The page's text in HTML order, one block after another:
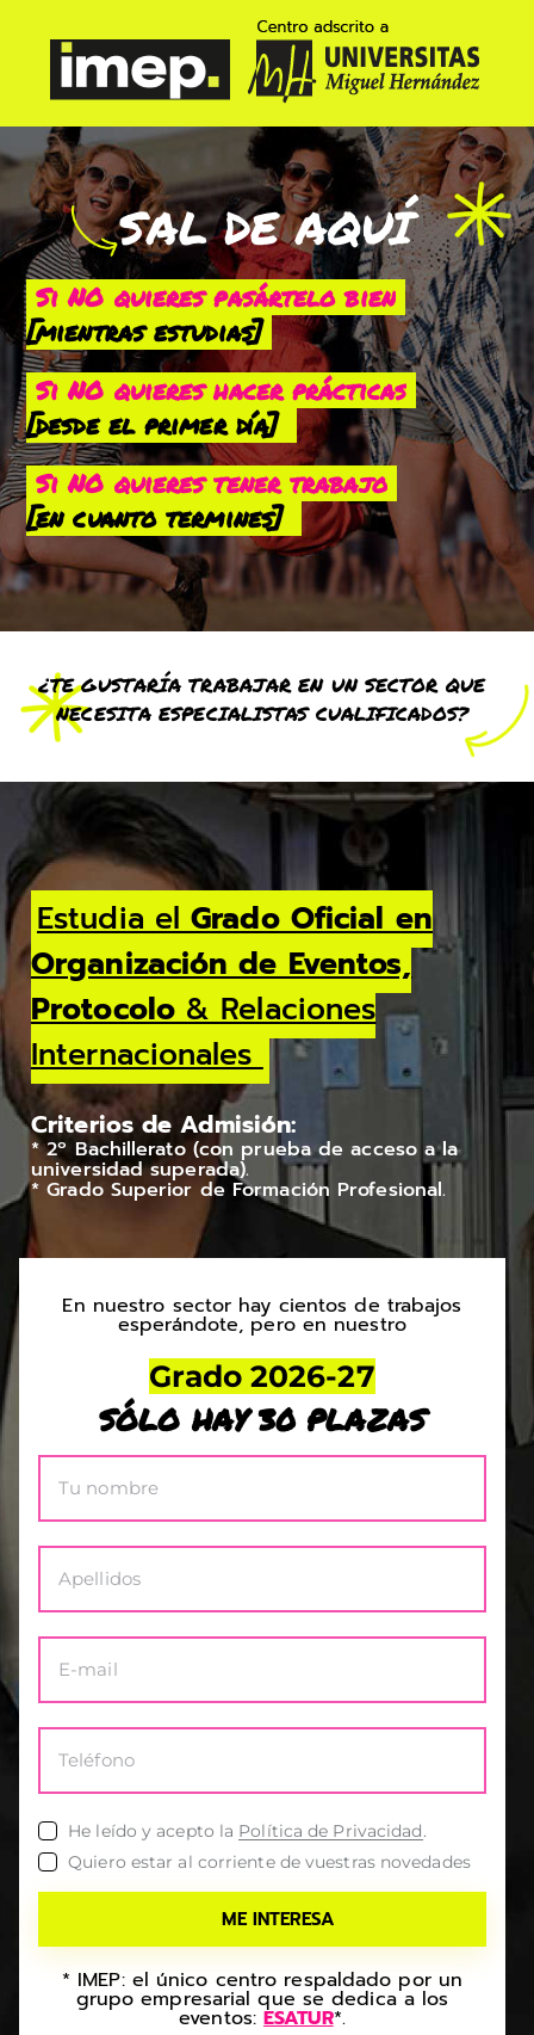
SAL DE AQUÍ
Si NO quieres pasártelo bien
[mientras estudias]
Si NO quieres hacer prácticas
[desde el primer día]
Si NO quieres tener trabajo
[en cuanto termines]
¿TE GUSTARÍA TRABAJAR EN UN SECTOR QUE
NECESITA ESPECIALISTAS CUALIFICADOS?
Estudia elGrado Oficial en
Organización de Eventos,
Protocolo& Relaciones
Internacionales
Criterios de Admisión:
* 2º Bachillerato (con prueba de acceso a la
universidad superada).
* Grado Superior de Formación Profesional.
En nuestro sector hay cientos de trabajos
esperándote, pero en nuestro
Grado 2026-27
SÓLO HAY 30 PLAZAS
He leído y acepto la Política de Privacidad.
Quiero estar al corriente de vuestras novedades
* IMEP: el único centro respaldado por un
grupo empresarial que se dedica a los
eventos:ESATUR*.